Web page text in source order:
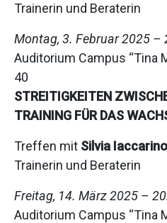
Trainerin und Beraterin
Montag, 3. Februar 2025 –
Auditorium Campus “Tina
40
STREITIGKEITEN
TRAINING FÜR DAS
Treffen mit Silvia Iaccarino
Trainerin und Beraterin
Freitag, 14. März 2025 –
Auditorium Campus “Tina